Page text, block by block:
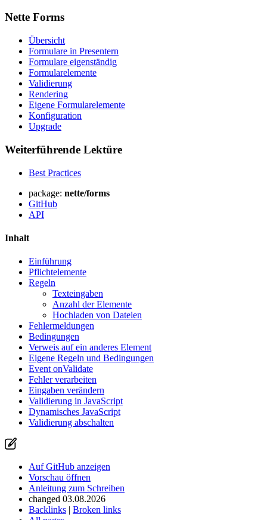
Nette Forms
Übersicht
Formulare in Presentern
Formulare eigenständig
Formularelemente
Validierung
Rendering
Eigene Formularelemente
Konfiguration
Upgrade
Weiterführende Lektüre
Best Practices
package: nette/forms
GitHub
API
Inhalt
Einführung
Pflichtelemente
Regeln
Texteingaben
Anzahl der Elemente
Hochladen von Dateien
Fehlermeldungen
Bedingungen
Verweis auf ein anderes Element
Eigene Regeln und Bedingungen
Event onValidate
Fehler verarbeiten
Eingaben verändern
Validierung in JavaScript
Dynamisches JavaScript
Validierung abschalten
Auf GitHub anzeigen
Vorschau öffnen
Anleitung zum Schreiben
changed 03.08.2026
Backlinks | Broken links